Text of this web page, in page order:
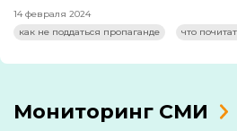
14 февраля 2024
как не поддаться пропаганде
что
Мониторинг СМИ